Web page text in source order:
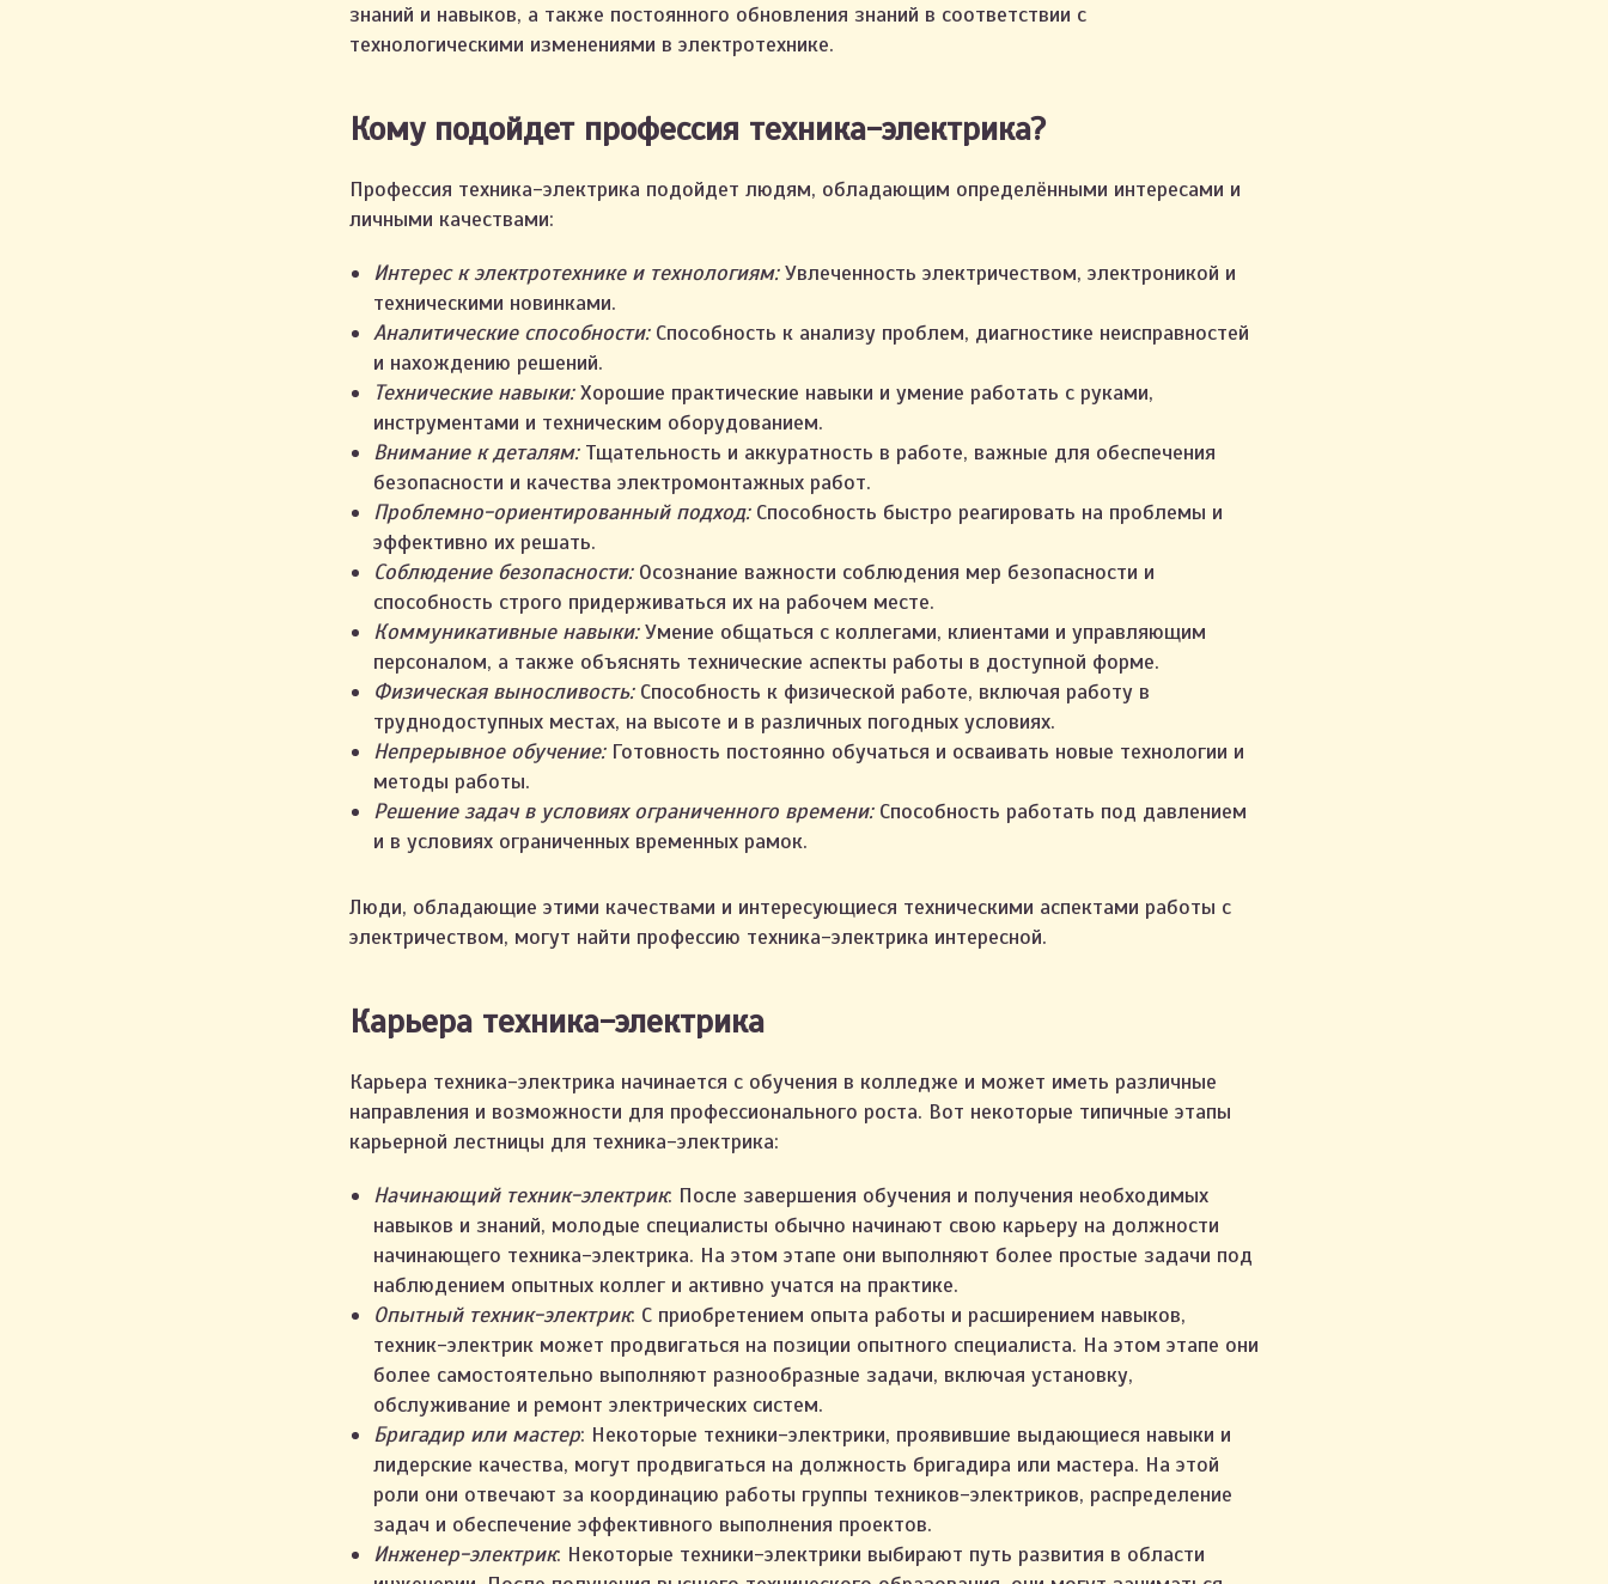
знаний и навыков, а также постоянного обновления знаний в соответствии с
технологическими изменениями в электротехнике.
Кому подойдет профессия техника-электрика?
Профессия техника-электрика подойдет людям, обладающим определёнными интересами и
личными качествами:
Интерес к электротехнике и технологиям:Увлеченность электричеством, электроникой и
техническими новинками.
Аналитические способности:Способность к анализу проблем, диагностике неисправностей
и нахождению решений.
Технические навыки:Хорошие практические навыки и умение работать с руками,
инструментами и техническим оборудованием.
Внимание к деталям:Тщательность и аккуратность в работе, важные для обеспечения
безопасности и качества электромонтажных работ.
Проблемно-ориентированный подход:Способность быстро реагировать на проблемы и
эффективно их решать.
Соблюдение безопасности:Осознание важности соблюдения мер безопасности и
способность строго придерживаться их на рабочем месте.
Коммуникативные навыки:Умение общаться с коллегами, клиентами и управляющим
персоналом, а также объяснять технические аспекты работы в доступной форме.
Физическая выносливость:Способность к физической работе, включая работу в
труднодоступных местах, на высоте и в различных погодных условиях.
Непрерывное обучение:Готовность постоянно обучаться и осваивать новые технологии и
методы работы.
Решение задач в условиях ограниченного времени:Способность работать под давлением
и в условиях ограниченных временных рамок.
Люди, обладающие этими качествами и интересующиеся техническими аспектами работы с
электричеством, могут найти профессию техника-электрика интересной.
Карьера техника-электрика
Карьера техника-электрика начинается с обучения в колледже и может иметь различные
направления и возможности для профессионального роста. Вот некоторые типичные этапы
карьерной лестницы для техника-электрика:
Начинающий техник-электрик: После завершения обучения и получения необходимых
навыков и знаний, молодые специалисты обычно начинают свою карьеру на должности
начинающего техника-электрика. На этом этапе они выполняют более простые задачи под
наблюдением опытных коллег и активно учатся на практике.
Опытный техник-электрик: С приобретением опыта работы и расширением навыков,
техник-электрик может продвигаться на позиции опытного специалиста. На этом этапе они
более самостоятельно выполняют разнообразные задачи, включая установку,
обслуживание и ремонт электрических систем.
Бригадир или мастер: Некоторые техники-электрики, проявившие выдающиеся навыки и
лидерские качества, могут продвигаться на должность бригадира или мастера. На этой
роли они отвечают за координацию работы группы техников-электриков, распределение
задач и обеспечение эффективного выполнения проектов.
Инженер-электрик: Некоторые техники-электрики выбирают путь развития в области